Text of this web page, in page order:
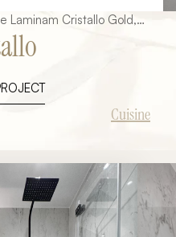
Laminam Cristallo Gold,
à plat sur un grand
tout le reste s'est
la chaleur du luminaire
Cuisine